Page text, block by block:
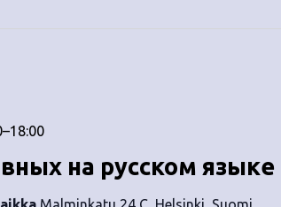
на русском языке
–18:00